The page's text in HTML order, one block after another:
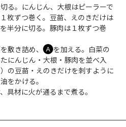
る。にんじん、大根はピーラーで
枚ずつ巻く。豆苗、えのきだけは
半分に切る。豚肉は１枚ずつ巻
敷き詰め、 Ａ を加える。白菜の
にんじん・大根・豚肉を並べ入
の豆苗・えのきだけを刺すように
をかける。
具材に火が通るまで煮る。